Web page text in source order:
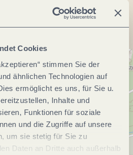
Cookies
stimmen Sie der
ähnlichen Technologien auf
ermöglicht es uns, für Sie u.
Inhalte und
Funktionen für soziale
und die Zugriffe auf unsere
um sie stetig für Sie zu
Daten an Dritte auch außerhalb